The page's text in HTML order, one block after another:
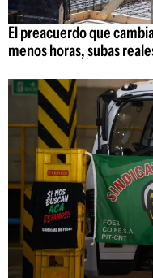
El preacuerdo que
menos horas, subas